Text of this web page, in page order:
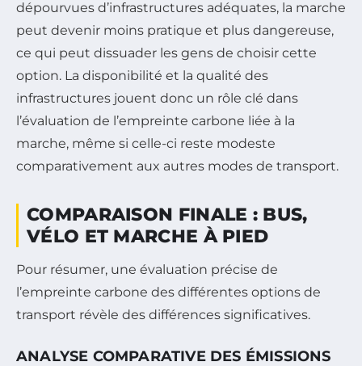
dépourvues d’infrastructures adéquates, la marche
peut devenir moins pratique et plus dangereuse,
ce qui peut dissuader les gens de choisir cette
option. La disponibilité et la qualité des
infrastructures jouent donc un rôle clé dans
l’évaluation de l’empreinte carbone liée à la
marche, même si celle-ci reste modeste
comparativement aux autres modes de transport.
COMPARAISON FINALE : BUS,
VÉLO ET MARCHE À PIED
Pour résumer, une évaluation précise de
l’empreinte carbone des différentes options de
transport révèle des différences significatives.
ANALYSE COMPARATIVE DES ÉMISSIONS